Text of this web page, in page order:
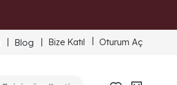
Blog Bize Katıl Oturum Aç